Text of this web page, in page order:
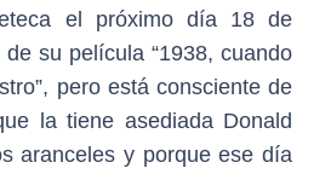
el próximo día 18 de
su película “1938, cuando
pero está consciente de
la tiene asediada Donald
aranceles y porque ese día